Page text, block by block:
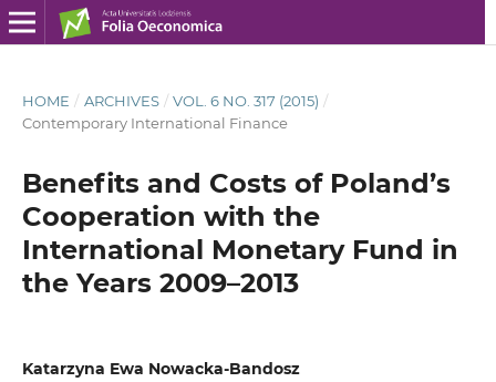
HOME / ARCHIVES / VOL. 6 NO. 317 (2015) /
Contemporary International Finance
Benefits and Costs of Poland’s
Cooperation with the
International Monetary Fund in
the Years 2009–2013
Katarzyna Ewa Nowacka-Bandosz